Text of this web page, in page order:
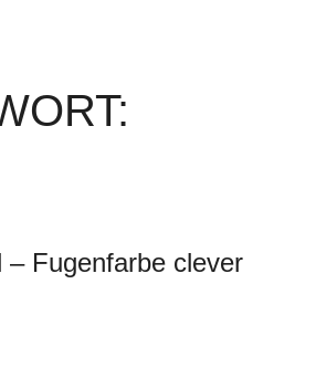
Fugenfarbe clever